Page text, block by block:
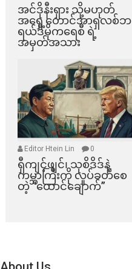
အင်ဒိုနီးရှား သို့မဟုတ်
အရှေ့တောင်အာရှလစ်ဘ
ရယ်ဒီမိုကရေစီ ရဲ့
အမှတ်အသား
Editor Htein Lin 0
ရှီကျင့်ဖျင်၊ သုစိဒိဒ်နဲ့
ကမ္ဘာကြီးကို လှုပ်ခတ်စေ
တဲ့ “ထောင်ချောက်”